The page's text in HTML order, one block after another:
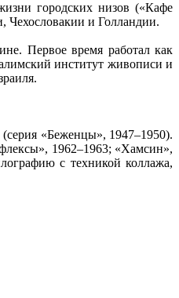
городских низов («Кафе
Чехословакии и Голландии.
Первое время работал как
институт живописи и
(серия «Беженцы», 1947–1950).
1962–1963; «Хамсин»,
с техникой коллажа,